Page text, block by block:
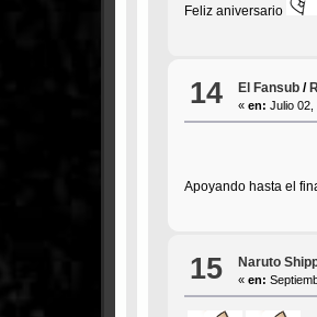
Feliz aniversario
14 El Fansub /
«en: Julio 02,
Apoyando hasta el
15 Naruto
«en: